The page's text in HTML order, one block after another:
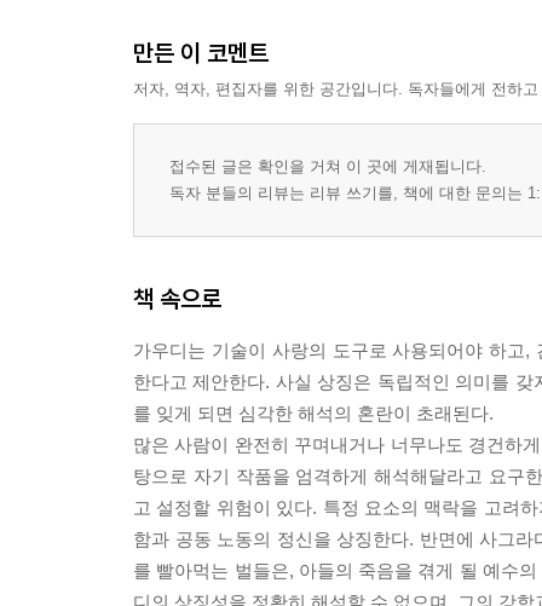
만든 이 코멘트
저자, 역자, 편집자를 위한 공간입니다. 독자들에게 전하
접수된 글은 확인을 거쳐 이 곳에 게재됩니다.
독자 분들의 리뷰는 리뷰 쓰기를, 책에 대한 문의는
책 속으로
가우디는 기술이 사랑의 도구로 사용되어야 하고
한다고 제안한다. 사실 상징은 독립적인 의미를
를 잊게 되면 심각한 해석의 혼란이 초래된다.
많은 사람이 완전히 꾸며내거나 너무나도 경건하
탕으로 자기 작품을 엄격하게 해석해달라고 요구
고 설정할 위험이 있다. 특정 요소의 맥락을 고려
함과 공동 노동의 정신을 상징한다. 반면에 사그
를 빨아먹는 벌들은, 아들의 죽음을 겪게 될 예수
디의 상징성을 정확히 해석할 수 없으며, 그의 강